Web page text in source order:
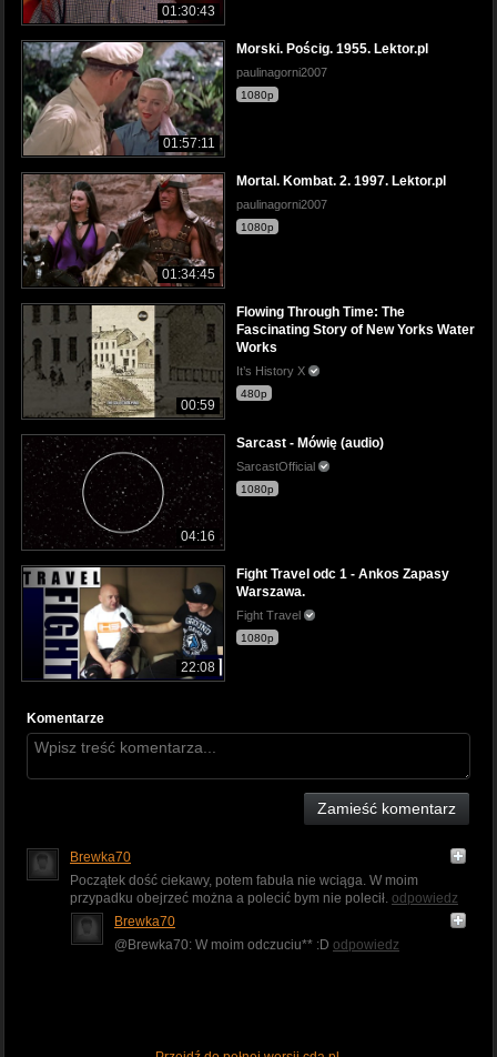
01:30:43
01:57:11
Morski. Pościg. 1955. Lektor.pl
paulinagorni2007
1080p
01:34:45
Mortal. Kombat. 2. 1997. Lektor.pl
paulinagorni2007
1080p
00:59
Flowing Through Time: The
Fascinating Story of New Yorks Water
Works
It’s History X
480p
04:16
Sarcast - Mówię (audio)
SarcastOfficial
1080p
22:08
Fight Travel odc 1 - Ankos Zapasy
Warszawa.
Fight Travel
1080p
Komentarze
Zamieść komentarz
Brewka70
Początek dość ciekawy, potem fabuła nie wciąga. W moim
przypadku obejrzeć można a polecić bym nie polecił. odpowiedz
Brewka70
@Brewka70: W moim odczuciu** :D odpowiedz